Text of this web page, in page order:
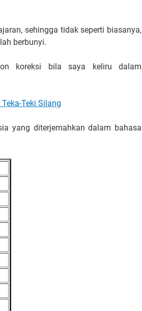
sehingga tidak seperti biasanya,
berbunyi.
koreksi bila saya keliru dalam
Teki Silang
yang diterjemahkan dalam bahasa